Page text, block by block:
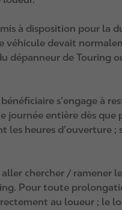
à disposition pour la
véhicule devait
dépanneur de
s’engage à
entière dès que
les heures
chercher / ramener
Pour toute
au loueur ;